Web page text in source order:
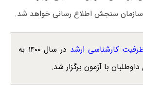
سنجش اطلاع رسانی خواهد شد.
کارشناسی ارشد
در سال ۱۴۰۰ به
با آزمون برگزار شد.